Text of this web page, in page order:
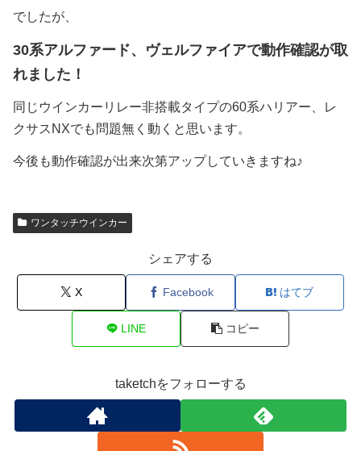
でしたが、
30系アルファード、ヴェルファイアで動作確認が取
れました！
同じウインカーリレー非搭載タイプの60系ハリアー、レ
クサスNXでも問題無く動くと思います。
今後も動作確認が出来次第アップしていきますね♪
ワンタッチウインカー
シェアする
X Facebook はてブ
LINE コピー
taketchをフォローする